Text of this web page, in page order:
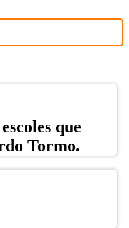
que
Tormo.